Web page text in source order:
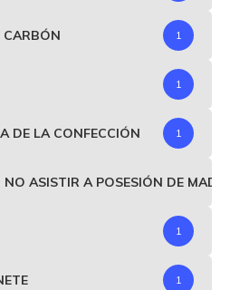
CARBÓN 1
1
DE LA CONFECCIÓN 1
NO ASISTIR A POSESIÓN DE
1
1